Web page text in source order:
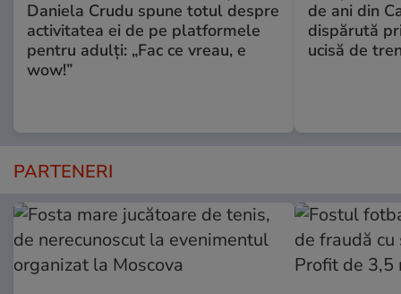
Daniela Crudu spune totul despre
activitatea ei de pe platformele
pentru adulți: „Fac ce vreau, e
wow!”
de ani din
dispărută
ucisă de
PARTENERI